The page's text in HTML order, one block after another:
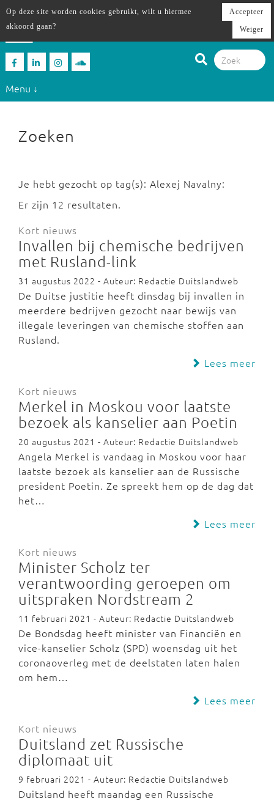
Menu ↓
Zoeken
Je hebt gezocht op tag(s): Alexej Navalny:
Er zijn 12 resultaten.
Kort nieuws
Invallen bij chemische bedrijven
met Rusland-link
31 augustus 2022 - Auteur: Redactie Duitslandweb
De Duitse justitie heeft dinsdag bij invallen in
meerdere bedrijven gezocht naar bewijs van
illegale leveringen van chemische stoffen aan
Rusland.
Lees meer
Kort nieuws
Merkel in Moskou voor laatste
bezoek als kanselier aan Poetin
20 augustus 2021 - Auteur: Redactie Duitslandweb
Angela Merkel is vandaag in Moskou voor haar
laatste bezoek als kanselier aan de Russische
president Poetin. Ze spreekt hem op de dag dat
het…
Lees meer
Kort nieuws
Minister Scholz ter
verantwoording geroepen om
uitspraken Nordstream 2
11 februari 2021 - Auteur: Redactie Duitslandweb
De Bondsdag heeft minister van Financiën en
vice-kanselier Scholz (SPD) woensdag uit het
coronaoverleg met de deelstaten laten halen
om hem…
Lees meer
Kort nieuws
Duitsland zet Russische
diplomaat uit
9 februari 2021 - Auteur: Redactie Duitslandweb
Duitsland heeft maandag een Russische
Op deze site worden cookies gebruikt, wilt u hiermee
akkoord gaan?
Accepteer
Weiger